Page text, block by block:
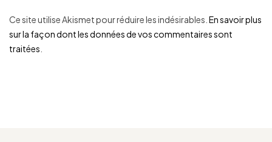
Ce site utilise Akismet pour réduire les indésirables. En savoir plus
sur la façon dont les données de vos commentaires sont
traitées